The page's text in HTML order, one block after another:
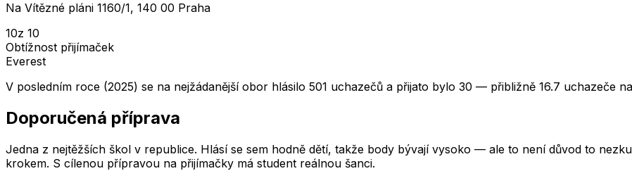
Na Vítězné pláni 1160/1, 140 00 Praha
10z 10
Obtížnost přijímaček
Everest
V posledním roce (2025) se na nejžádanější obor hlásilo 501 uchazečů a přijato bylo 30 — přibližně 16.7 uchazeče
Doporučená příprava
Jedna z nejtěžších škol v republice. Hlásí se sem hodně dětí, takže body bývají vysoko — ale to není důvod to
krokem. S cílenou přípravou na přijímačky má student reálnou šanci.